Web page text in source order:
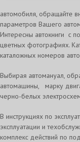
автомобиля, обращайте
параметров Вашего
Интересны автокниги с
цветных фотографиях.
каталожных номеров
Выбирая автомануал,
автомашины, марку
черно-белых
В инструкциях по
эксплуатации и
комплекс действий по